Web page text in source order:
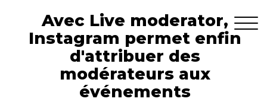
Avec Live moderator,
Instagram permet enfin
d'attribuer des
modérateurs aux
événements